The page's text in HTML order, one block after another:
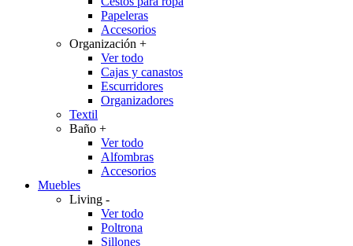
Papeleras
Accesorios
Organización +
Ver todo
Cajas y canastos
Escurridores
Organizadores
Textil
Baño +
Ver todo
Alfombras
Accesorios
Muebles
Living -
Ver todo
Poltrona
Sillones